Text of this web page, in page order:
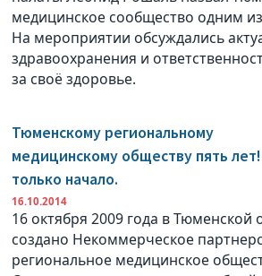
медицинское сообщество одним
На мероприятии обсуждались
здравоохранения и
за своё здоровье.
Тюменскому региональному
медицинскому обществу пять
только начало.
16.10.2014
16 октября 2009 года в Тюменской
создано Некоммерческое
региональное медицинское